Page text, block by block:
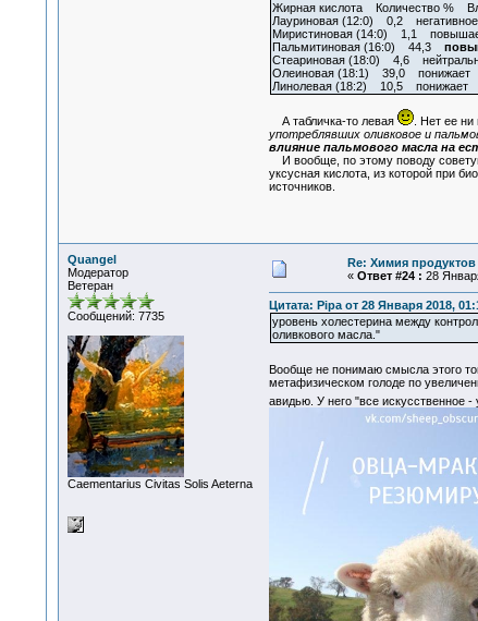
Жирная кислота Количество %
Лауриновая (12:0) 0,2 негативное
Миристиновая (14:0) 1,1
Пальмитиновая (16:0) 44,3
Стеариновая (18:0) 4,6
Олеиновая (18:1) 39,0 понижает
Линолевая (18:2) 10,5 понижает
А табличка-то левая . Нет ее ни
употреблявших оливковое и
влияние пальмового масла на
И вообще, по этому поводу
уксусная кислота, из которой при
источников.
Quangel
Модератор
Ветеран
Сообщений: 7735
Сaementarius Civitas Solis Aeterna
Re: Химия продуктов
« Ответ #24 : 28
Цитата: Pipa от 28 Января 2018,
уровень холестерина между
оливкового масла."
Вообще не понимаю смысла этого
метафизическом голоде по
авидью. У него "все искусственное -